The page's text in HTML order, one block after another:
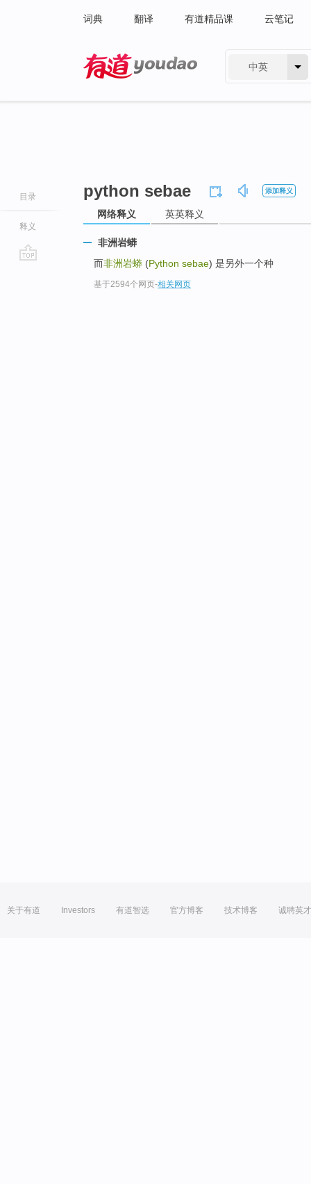
词典 翻译 有道精品课 云笔记
中英
目录
释义
python sebae 添加释义
网络释义 英英释义
非洲岩蟒
而非洲岩蟒 (Python sebae) 是另外一个种
基于2594个网页-相关网页
关于有道 Investors 有道智选 官方博客 技术博客 诚聘英才